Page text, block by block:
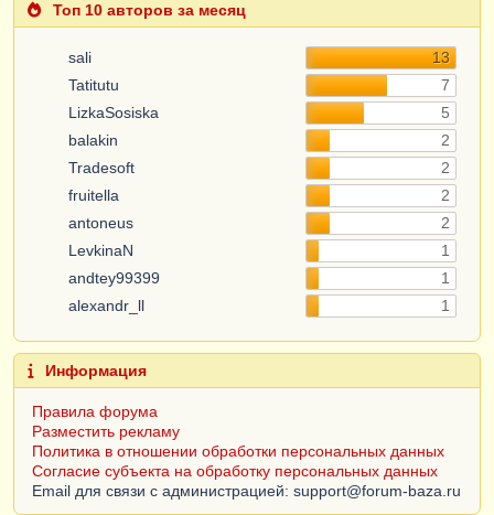
Топ 10 авторов за месяц
sali
13
Tatitutu
7
LizkaSosiska
5
balakin
2
Tradesoft
2
fruitella
2
antoneus
2
LevkinaN
1
andtey99399
1
alexandr_ll
1
Информация
Правила форума
Разместить рекламу
Политика в отношении обработки персональных данных
Согласие субъекта на обработку персональных данных
Email для связи с администрацией: